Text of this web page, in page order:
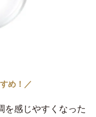
め！／
を感じやすくなった